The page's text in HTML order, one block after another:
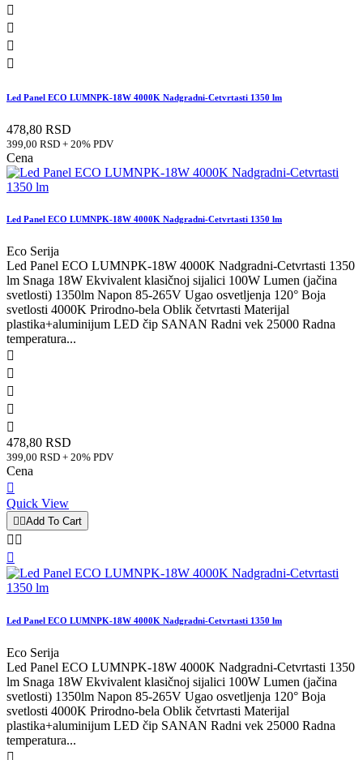




Led Panel ECO LUMNPK-18W 4000K Nadgradni-Cetvrtasti 1350 lm
478,80 RSD
399,00 RSD + 20% PDV
Cena
Led Panel ECO LUMNPK-18W 4000K Nadgradni-Cetvrtasti 1350 lm
Eco Serija
Led Panel ECO LUMNPK-18W 4000K Nadgradni-Cetvrtasti 1350
lm Snaga 18W Ekvivalent klasičnoj sijalici 100W Lumen (jačina
svetlosti) 1350lm Napon 85-265V Ugao osvetljenja 120° Boja
svetlosti 4000K Prirodno-bela Oblik četvrtasti Materijal
plastika+aluminijum LED čip SANAN Radni vek 25000 Radna
temperatura...





478,80 RSD
399,00 RSD + 20% PDV
Cena

Quick View
 Add To Cart
 

Led Panel ECO LUMNPK-18W 4000K Nadgradni-Cetvrtasti 1350 lm
Eco Serija
Led Panel ECO LUMNPK-18W 4000K Nadgradni-Cetvrtasti 1350
lm Snaga 18W Ekvivalent klasičnoj sijalici 100W Lumen (jačina
svetlosti) 1350lm Napon 85-265V Ugao osvetljenja 120° Boja
svetlosti 4000K Prirodno-bela Oblik četvrtasti Materijal
plastika+aluminijum LED čip SANAN Radni vek 25000 Radna
temperatura...